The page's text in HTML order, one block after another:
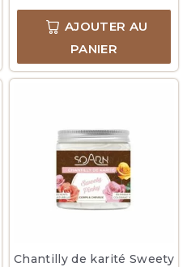
AJOUTER AU
PANIER
Chantilly de karité Sweety